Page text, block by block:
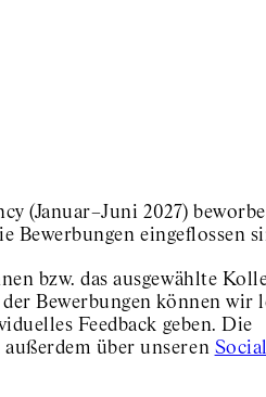
(Januar–Juni 2027)
Bewerbungen eingeflossen
bzw. das ausgewählte
Bewerbungen können wir
Feedback geben. Die
über unseren